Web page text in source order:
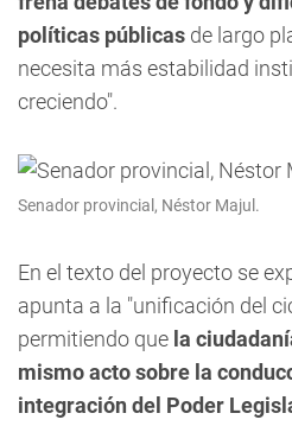
políticas públicas de largo
necesita más estabilidad
creciendo".
Senador provincial, Néstor Majul.
En el texto del proyecto se
apunta a la "unificación del
permitiendo que la
mismo acto sobre la
integración del Poder